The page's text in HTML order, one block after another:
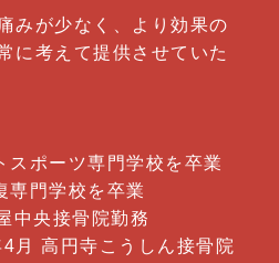
みが少なく、より効果の
に考えて提供させていた
ポーツ専門学校を卒業
専門学校を卒業
中央接骨院勤務
月 高円寺こうしん接骨院